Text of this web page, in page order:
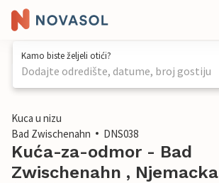
Kamo biste željeli otići?
Dodajte odredište, datume, broj gostiju
1 / 1
Kuca u nizu
Bad Zwischenahn
DNS038
Kuća-za-odmor - Bad
Zwischenahn , Njemacka